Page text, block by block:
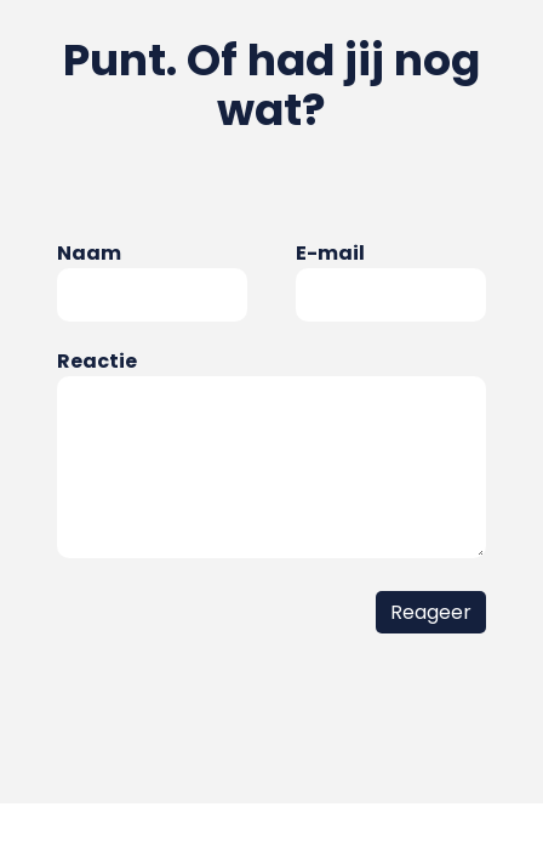
Punt. Of had jij nog
wat?
Naam E-mail
Reactie